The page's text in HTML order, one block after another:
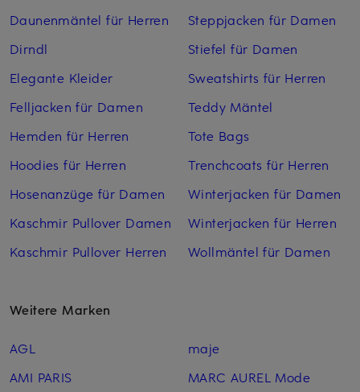
Daunenmäntel für Herren
Dirndl
Elegante Kleider
Felljacken für Damen
Hemden für Herren
Hoodies für Herren
Hosenanzüge für Damen
Kaschmir Pullover Damen
Kaschmir Pullover Herren
Steppjacken für Damen
Stiefel für Damen
Sweatshirts für Herren
Teddy Mäntel
Tote Bags
Trenchcoats für Herren
Winterjacken für Damen
Winterjacken für Herren
Wollmäntel für Damen
Weitere Marken
AGL
AMI PARIS
maje
MARC AUREL Mode